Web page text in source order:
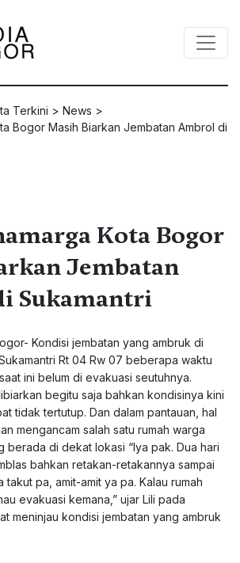
Terkini > News >
Bogor Masih Biarkan Jembatan Ambrol di
Kota Bogor
Jembatan
Sukamantri
Kondisi jembatan yang ambruk di
Rt 04 Rw 07 beberapa waktu
ini belum di evakuasi seutuhnya.
begitu saja bahkan kondisinya kini
tidak tertutup. Dan dalam pantauan, hal
mengancam salah satu rumah warga
berada di dekat lokasi “Iya pak. Dua hari
bahkan retakan-retakannya sampai
takut pa, amit-amit ya pa. Kalau rumah
evakuasi kemana,” ujar Lili pada
meninjau kondisi jembatan yang ambruk